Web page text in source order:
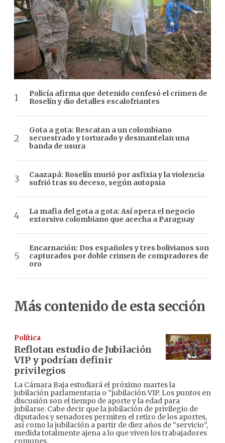
Policía afirma que detenido confesó el crimen de
Roselín y dio detalles escalofriantes
Gota a gota: Rescatan a un colombiano
secuestrado y torturado y desmantelan una
banda de usura
Caazapá: Roselín murió por asfixia y la violencia
sufrió tras su deceso, según autopsia
La mafia del gota a gota: Así opera el negocio
extorsivo colombiano que acecha a Paraguay
Encarnación: Dos españoles y tres bolivianos son
capturados por doble crimen de compradores de
oro
Más contenido de esta sección
Política
Reflotan estudio de Jubilación
VIP y podrían definir
privilegios
La Cámara Baja estudiará el próximo martes la
jubilación parlamentaria o “jubilación VIP. Los puntos en
discusión son el tiempo de aporte y la edad para
jubilarse. Cabe decir que la jubilación de privilegio de
diputados y senadores permiten el retiro de los aportes,
así como la jubilación a partir de diez años de “servicio”,
medida totalmente ajena a lo que viven los trabajadores
comunes.